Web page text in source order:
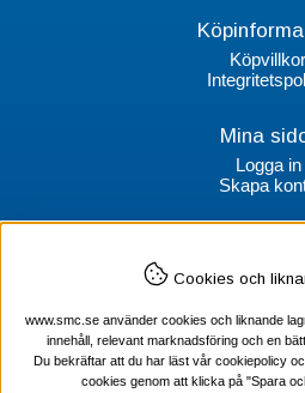
Köpvillkor
Mina
Logga in
Skapa
SMC Stockholms
100 64
Tel Verktyg: 08-
Tel Värmekabel:
Cookies och
www.smc.se använder cookies och liknande
innehåll, relevant marknadsföring och en
Du bekräftar att du har läst vår cookiepolicy
cookies genom att klicka på "Spara